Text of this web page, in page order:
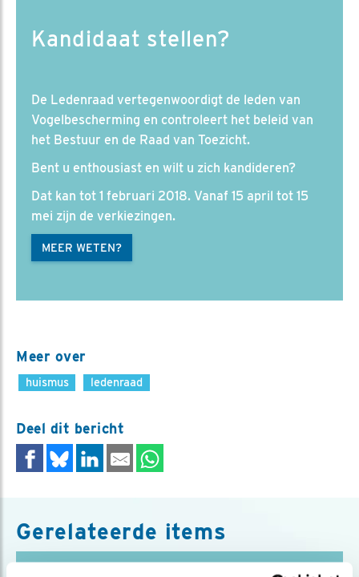
Kandidaat stellen?
De Ledenraad vertegenwoordigt de leden van
Vogelbescherming en controleert het beleid van
het Bestuur en de Raad van Toezicht.
Bent u enthousiast en wilt u zich kandideren?
Dat kan tot 1 februari 2018. Vanaf 15 april tot 15
mei zijn de verkiezingen.
MEER WETEN?
Meer over
huismus ledenraad
Deel dit bericht
Gerelateerde items